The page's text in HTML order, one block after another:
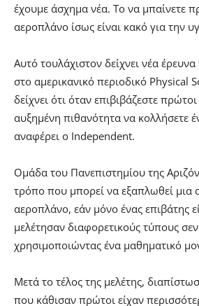
έχουμε άσχημα νέα. Το να μπαίνετε
αεροπλάνο ίσως είναι κακό για την
Αυτό τουλάχιστον δείχνει νέα
στο αμερικανικό περιοδικό Physical
δείχνει ότι όταν επιβιβάζεστε
αυξημένη πιθανότητα να κολλήσετε
αναφέρει ο Independent.
Ομάδα του Πανεπιστημίου της
τρόπο που μπορεί να εξαπλωθεί μια
αεροπλάνο, εάν μόνο ένας επιβάτης
μελέτησαν διαφορετικούς τύπους
χρησιμοποιώντας ένα μαθηματικό
Μετά το τέλος της μελέτης,
που κάθισαν πρώτοι είχαν